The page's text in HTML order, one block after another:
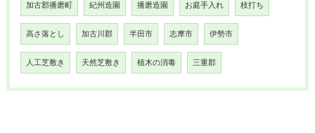
加古郡播磨町 紀州造園 播磨造園 お庭手入れ 枝打ち
高さ落とし 加古川郡 半田市 志摩市 伊勢市
人工芝敷き 天然芝敷き 植木の消毒 三重郡